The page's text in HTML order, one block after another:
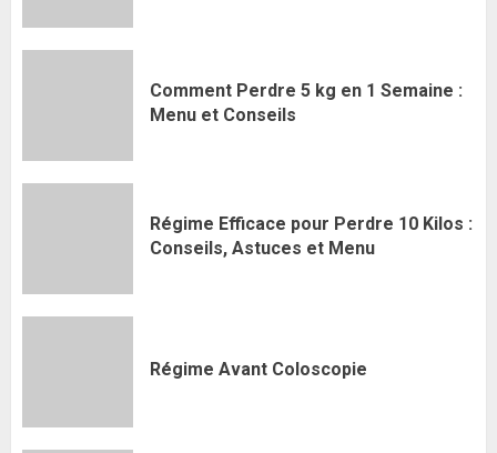
Comment Perdre 5 kg en 1 Semaine :
Menu et Conseils
Régime Efficace pour Perdre 10 Kilos :
Conseils, Astuces et Menu
Régime Avant Coloscopie